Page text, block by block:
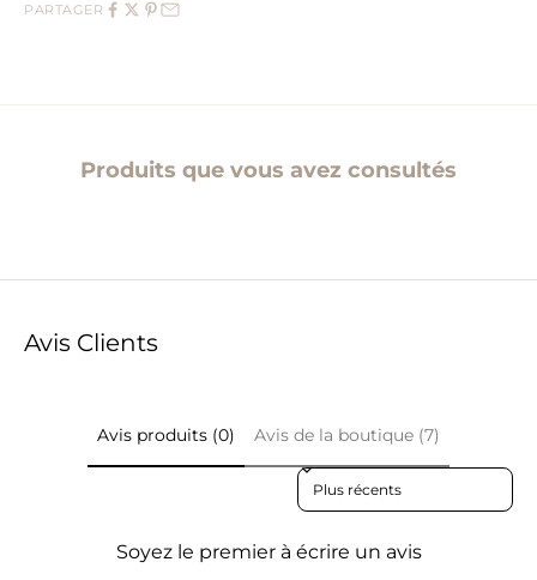
PARTAGER
Produits que vous avez consultés
Avis Clients
Avis produits (0) Avis de la boutique (7)
Sort reviews by
Soyez le premier à écrire un avis